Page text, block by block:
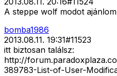
A steppe wolf modot
bomba1986
2013.08.11. 19:31#11523
itt biztosan találsz:
http://
389783-List-of-User-